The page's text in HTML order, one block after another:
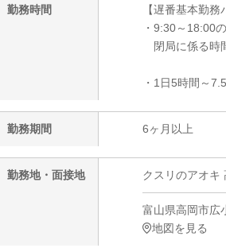
勤務時間
【遅番基本勤務
・9:30～18:00
閉局に係る時
・1日5時間～
勤務期間 6ヶ月以上
勤務地・面接地 クスリのアオキ
富山県高岡市広
地図を見る